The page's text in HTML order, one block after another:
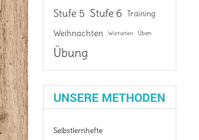
Stufe 5 Stufe 6 Training
Weihnachten Wortarten Üben
Übung
UNSERE METHODEN
Selbstlernhefte